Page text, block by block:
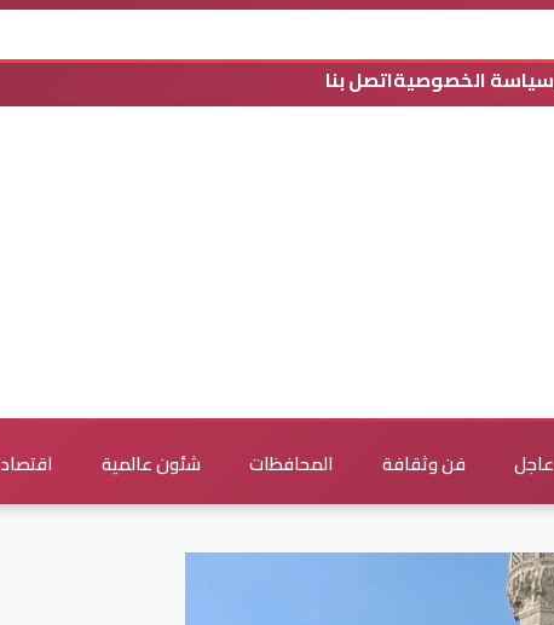
سياسة الخصوصيةاتصل بنا
عاجل فن وثقافة المحافظات شئون عالمية اقتصاد